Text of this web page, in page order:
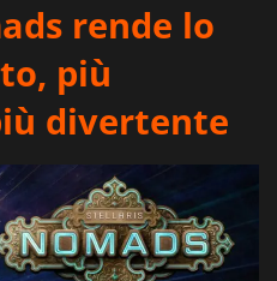
rende lo
più
divertente